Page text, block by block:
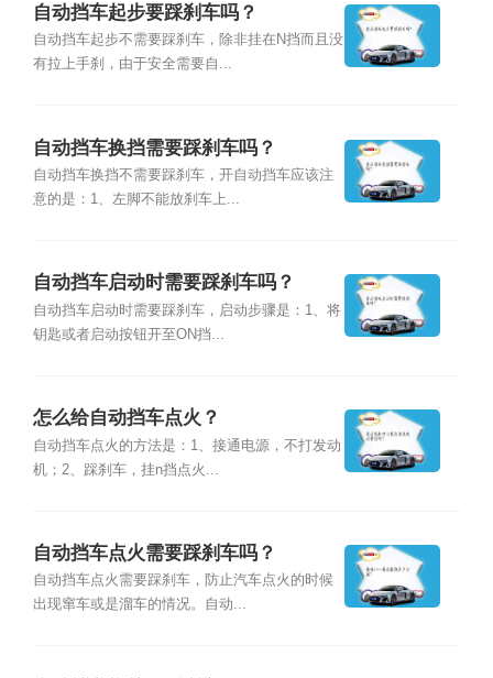
自动挡车起步要踩刹车吗？
自动挡车起步不需要踩刹车，除非挂在N挡而且没
有拉上手刹，由于安全需要自...
自动挡车换挡需要踩刹车吗？
自动挡车换挡不需要踩刹车，开自动挡车应该注
意的是：1、左脚不能放刹车上...
自动挡车启动时需要踩刹车吗？
自动挡车启动时需要踩刹车，启动步骤是：1、将
钥匙或者启动按钮开至ON挡...
怎么给自动挡车点火？
自动挡车点火的方法是：1、接通电源，不打发动
机；2、踩刹车，挂n挡点火...
自动挡车点火需要踩刹车吗？
自动挡车点火需要踩刹车，防止汽车点火的时候
出现窜车或是溜车的情况。自动...